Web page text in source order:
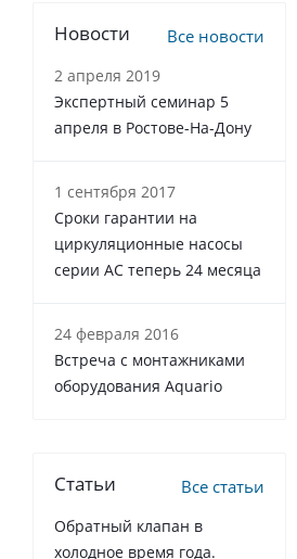
Новости Все новости
2 апреля 2019
Экспертный семинар 5
апреля в Ростове-На-Дону
1 сентября 2017
Сроки гарантии на
циркуляционные насосы
серии АС теперь 24 месяца
24 февраля 2016
Встреча с монтажниками
оборудования Aquario
Статьи Все статьи
Обратный клапан в
холодное время года.